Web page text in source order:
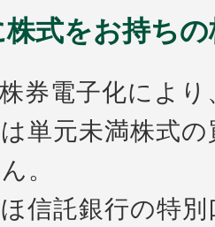
式をお持ち
券電子化によ
単元未満株式
。
信託銀行の特